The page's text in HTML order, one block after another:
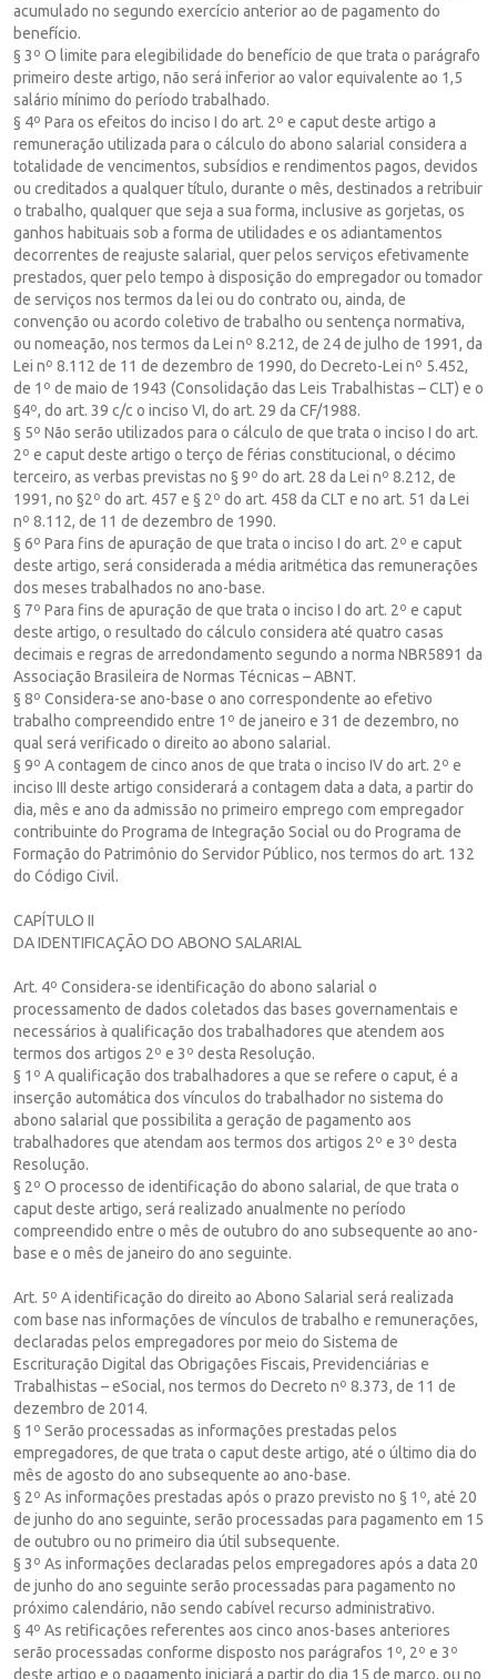
acumulado no segundo exercício anterior ao de pagamento do
benefício.
§ 3º O limite para elegibilidade do benefício de que trata o parágrafo
primeiro deste artigo, não será inferior ao valor equivalente ao 1,5
salário mínimo do período trabalhado.
§ 4º Para os efeitos do inciso I do art. 2º e caput deste artigo a
remuneração utilizada para o cálculo do abono salarial considera a
totalidade de vencimentos, subsídios e rendimentos pagos, devidos
ou creditados a qualquer título, durante o mês, destinados a retribuir
o trabalho, qualquer que seja a sua forma, inclusive as gorjetas, os
ganhos habituais sob a forma de utilidades e os adiantamentos
decorrentes de reajuste salarial, quer pelos serviços efetivamente
prestados, quer pelo tempo à disposição do empregador ou tomador
de serviços nos termos da lei ou do contrato ou, ainda, de
convenção ou acordo coletivo de trabalho ou sentença normativa,
ou nomeação, nos termos da Lei nº 8.212, de 24 de julho de 1991, da
Lei nº 8.112 de 11 de dezembro de 1990, do Decreto-Lei nº 5.452,
de 1º de maio de 1943 (Consolidação das Leis Trabalhistas – CLT) e o
§4º, do art. 39 c/c o inciso VI, do art. 29 da CF/1988.
§ 5º Não serão utilizados para o cálculo de que trata o inciso I do art.
2º e caput deste artigo o terço de férias constitucional, o décimo
terceiro, as verbas previstas no § 9º do art. 28 da Lei nº 8.212, de
1991, no §2º do art. 457 e § 2º do art. 458 da CLT e no art. 51 da Lei
nº 8.112, de 11 de dezembro de 1990.
§ 6º Para fins de apuração de que trata o inciso I do art. 2º e caput
deste artigo, será considerada a média aritmética das remunerações
dos meses trabalhados no ano-base.
§ 7º Para fins de apuração de que trata o inciso I do art. 2º e caput
deste artigo, o resultado do cálculo considera até quatro casas
decimais e regras de arredondamento segundo a norma NBR5891 da
Associação Brasileira de Normas Técnicas – ABNT.
§ 8º Considera-se ano-base o ano correspondente ao efetivo
trabalho compreendido entre 1º de janeiro e 31 de dezembro, no
qual será verificado o direito ao abono salarial.
§ 9º A contagem de cinco anos de que trata o inciso IV do art. 2º e
inciso III deste artigo considerará a contagem data a data, a partir do
dia, mês e ano da admissão no primeiro emprego com empregador
contribuinte do Programa de Integração Social ou do Programa de
Formação do Patrimônio do Servidor Público, nos termos do art. 132
do Código Civil.
CAPÍTULO II
DA IDENTIFICAÇÃO DO ABONO SALARIAL
Art. 4º Considera-se identificação do abono salarial o
processamento de dados coletados das bases governamentais e
necessários à qualificação dos trabalhadores que atendem aos
termos dos artigos 2º e 3º desta Resolução.
§ 1º A qualificação dos trabalhadores a que se refere o caput, é a
inserção automática dos vínculos do trabalhador no sistema do
abono salarial que possibilita a geração de pagamento aos
trabalhadores que atendam aos termos dos artigos 2º e 3º desta
Resolução.
§ 2º O processo de identificação do abono salarial, de que trata o
caput deste artigo, será realizado anualmente no período
compreendido entre o mês de outubro do ano subsequente ao ano-
base e o mês de janeiro do ano seguinte.
Art. 5º A identificação do direito ao Abono Salarial será realizada
com base nas informações de vínculos de trabalho e remunerações,
declaradas pelos empregadores por meio do Sistema de
Escrituração Digital das Obrigações Fiscais, Previdenciárias e
Trabalhistas – eSocial, nos termos do Decreto nº 8.373, de 11 de
dezembro de 2014.
§ 1º Serão processadas as informações prestadas pelos
empregadores, de que trata o caput deste artigo, até o último dia do
mês de agosto do ano subsequente ao ano-base.
§ 2º As informações prestadas após o prazo previsto no § 1º, até 20
de junho do ano seguinte, serão processadas para pagamento em 15
de outubro ou no primeiro dia útil subsequente.
§ 3º As informações declaradas pelos empregadores após a data 20
de junho do ano seguinte serão processadas para pagamento no
próximo calendário, não sendo cabível recurso administrativo.
§ 4º As retificações referentes aos cinco anos-bases anteriores
serão processadas conforme disposto nos parágrafos 1º, 2º e 3º
deste artigo e o pagamento iniciará a partir do dia 15 de março, ou no